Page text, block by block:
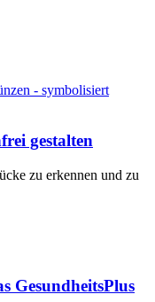
gestalten
zu erkennen und zu
GesundheitsPlus